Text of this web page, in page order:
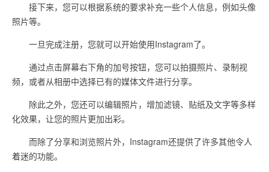
接下来，您可以根据系统的要求补充一些个人信息，例如头像
照片等。
一旦完成注册，您就可以开始使用Instagram了。
通过点击屏幕右下角的加号按钮，您可以拍摄照片、录制视
频，或者从相册中选择已有的媒体文件进行分享。
除此之外，您还可以编辑照片，增加滤镜、贴纸及文字等多样
化效果，让您的照片更加出彩。
而除了分享和浏览照片外，Instagram还提供了许多其他令人
着迷的功能。